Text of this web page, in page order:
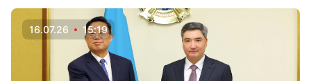
16.07.26 15:19